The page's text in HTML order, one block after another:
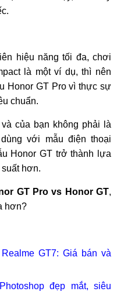
hiệu năng tối đa, chơi
là một ví dụ, thì nên
Honor GT Pro vì thực sự
chuẩn.
của bạn không phải là
với mẫu điện thoại
Honor GT trở thành lựa
hơn.
GT Pro vs Honor GT,
hơn?
GT7: Giá bán và
đẹp mắt, siêu